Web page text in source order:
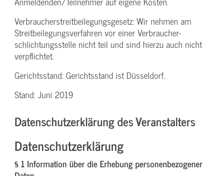
Verbraucher­streitbeilegungs­gesetz: Wir nehmen am
Streit­beilegungs­verfahren vor einer Verbraucher­
schlichtungs­stelle nicht teil und sind hierzu auch nicht
verpflichtet.
Gerichtsstand: Gerichtsstand ist Düsseldorf.
Stand: Juni 2019
Datenschutzerklärung des Veranstalters
Datenschutzerklärung
§ 1 Information über die Erhebung personenbezogener